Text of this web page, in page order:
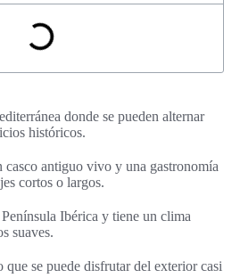
donde se pueden alternar
históricos.
casco antiguo vivo y una gastronomía
cortos o largos.
Ibérica y tiene un clima
suaves.
se puede disfrutar del exterior casi